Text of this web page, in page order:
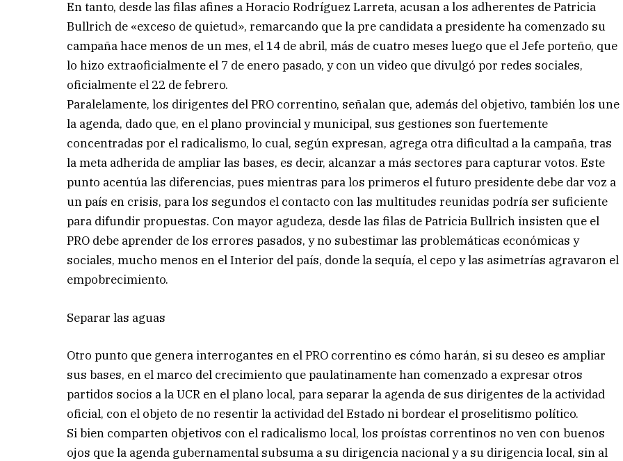
En tanto, desde las filas afines a Horacio Rodríguez Larreta, acusan a los adherentes de Patricia
Bullrich de «exceso de quietud», remarcando que la pre candidata a presidente ha comenzado su
campaña hace menos de un mes, el 14 de abril, más de cuatro meses luego que el Jefe porteño, que
lo hizo extraoficialmente el 7 de enero pasado, y con un video que divulgó por redes sociales,
oficialmente el 22 de febrero.
Paralelamente, los dirigentes del PRO correntino, señalan que, además del objetivo, también los une
la agenda, dado que, en el plano provincial y municipal, sus gestiones son fuertemente
concentradas por el radicalismo, lo cual, según expresan, agrega otra dificultad a la campaña, tras
la meta adherida de ampliar las bases, es decir, alcanzar a más sectores para capturar votos. Este
punto acentúa las diferencias, pues mientras para los primeros el futuro presidente debe dar voz a
un país en crisis, para los segundos el contacto con las multitudes reunidas podría ser suficiente
para difundir propuestas. Con mayor agudeza, desde las filas de Patricia Bullrich insisten que el
PRO debe aprender de los errores pasados, y no subestimar las problemáticas económicas y
sociales, mucho menos en el Interior del país, donde la sequía, el cepo y las asimetrías agravaron el
empobrecimiento.
Separar las aguas
Otro punto que genera interrogantes en el PRO correntino es cómo harán, si su deseo es ampliar
sus bases, en el marco del crecimiento que paulatinamente han comenzado a expresar otros
partidos socios a la UCR en el plano local, para separar la agenda de sus dirigentes de la actividad
oficial, con el objeto de no resentir la actividad del Estado ni bordear el proselitismo político.
Si bien comparten objetivos con el radicalismo local, los proístas correntinos no ven con buenos
ojos que la agenda gubernamental subsuma a su dirigencia nacional y a su dirigencia local, sin al